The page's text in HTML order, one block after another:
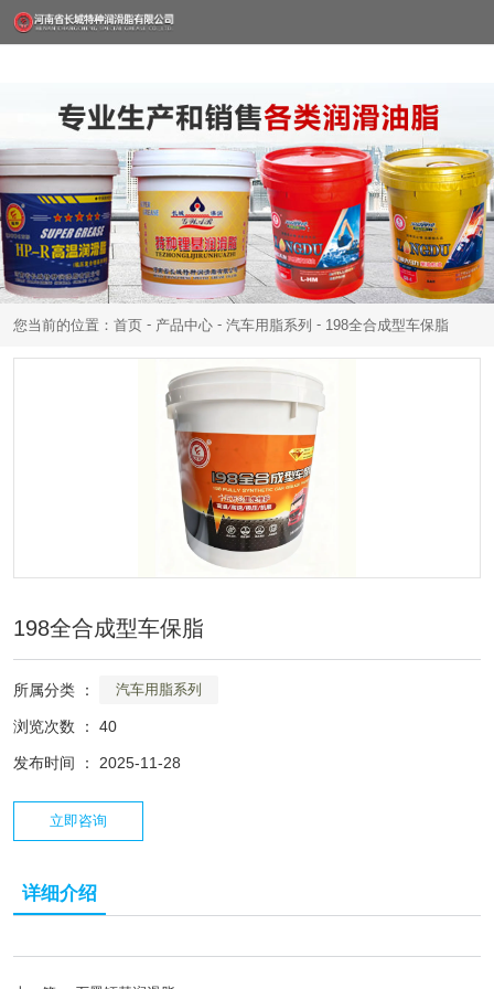
您当前的位置：首页 - 产品中心 - 汽车用脂系列 - 198全合成型车保脂
198全合成型车保脂
所属分类 ： 汽车用脂系列
浏览次数 ： 40
发布时间 ： 2025-11-28
立即咨询
详细介绍